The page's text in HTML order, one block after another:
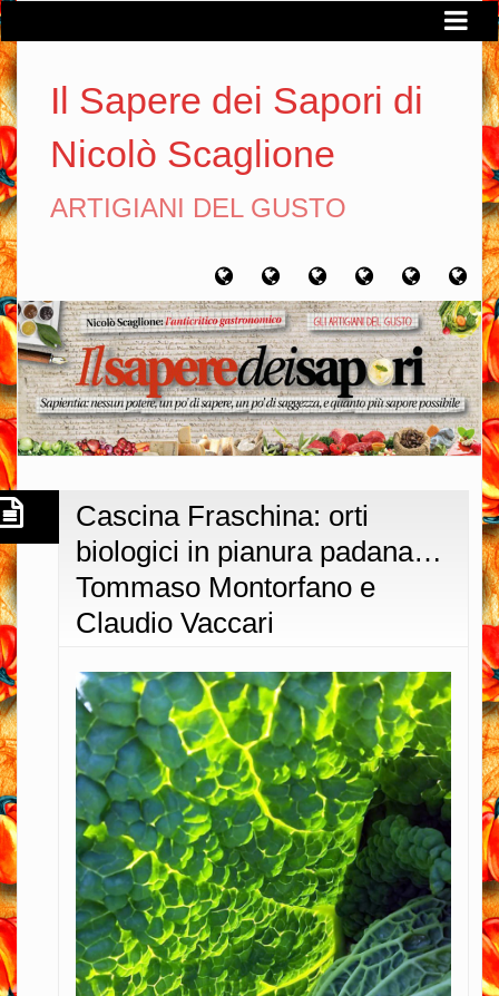
Il Sapere dei Sapori di
Nicolò Scaglione
ARTIGIANI DEL GUSTO
Home Chi
sono
Artigiani
del
gusto
Viaggi
del
gusto
Filosofia
del
gusto
Cascina Fraschina: orti
biologici in pianura padana…
Tommaso Montorfano e
Claudio Vaccari